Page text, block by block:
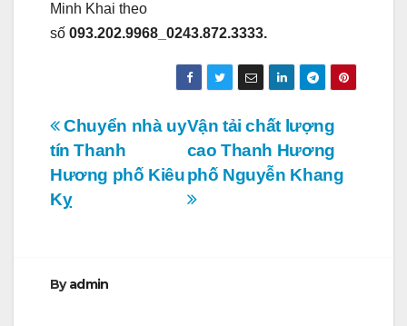
Minh Khai theo
số 093.202.9968_0243.872.3333.
Điều
hướng
bài
Vận tải chất lượng
cao Thanh Hương
phố Nguyễn Khang
Chuyển nhà uy
tín Thanh
Hương phố Kiêu
Kỵ
Byadmin